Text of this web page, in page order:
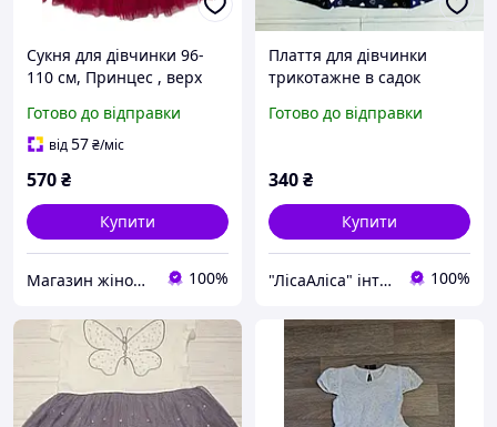
Сукня для дівчинки 96-
110 см, Принцес , верх
фатін
Готово до відправки
від57₴/міс
570₴
Купити
Магазин жіночого та дитячого одягу "Sunshine" 100%
Плаття для дівчинки
трикотажне в садок
Готово до відправки
340₴
Купити
"ЛісаАліса" інтернет-магазин нижньої білизни для всієї родини та дитячого одягу 100%